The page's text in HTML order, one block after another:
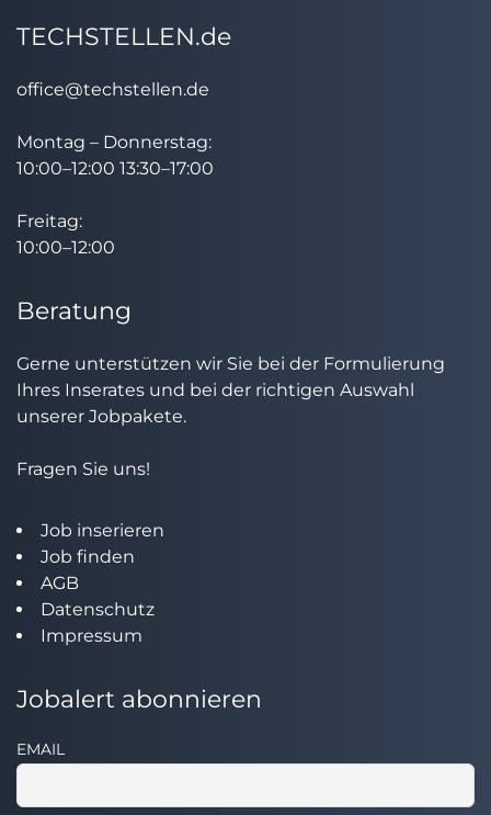
TECHSTELLEN.de
office@techstellen.de
Montag – Donnerstag:
10:00–12:00 13:30–17:00
Freitag:
10:00–12:00
Beratung
Gerne unterstützen wir Sie bei der Formulierung
Ihres Inserates und bei der richtigen Auswahl
unserer Jobpakete.
Fragen Sie uns!
Job inserieren
Job finden
AGB
Datenschutz
Impressum
Jobalert abonnieren
EMAIL